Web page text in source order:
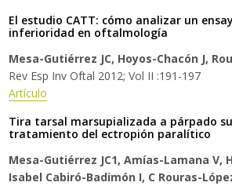
El estudio CATT: cómo analizar un
inferioridad en oftalmología
Mesa-Gutiérrez JC, Hoyos-Chacón J,
Rev Esp Inv Oftal 2012; Vol II :191-197
Artículo
Tira tarsal marsupializada a párpado
tratamiento del ectropión paralítico
Mesa-Gutiérrez JC1, Amías-Lamana V,
Isabel Cabiró-Badimón I, C Rouras-